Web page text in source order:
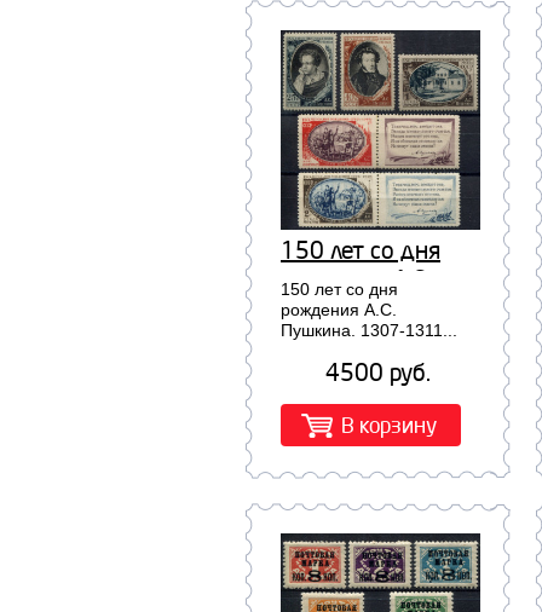
150 лет со дня
рождения А.С.
Пушкина. 1307-
1311
150 лет со дня
рождения А.С.
Пушкина. 1307-1311...
4500 руб.
В корзину